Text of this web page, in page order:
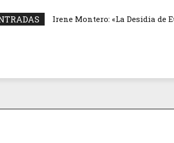
Irene Montero: «La Desidia de